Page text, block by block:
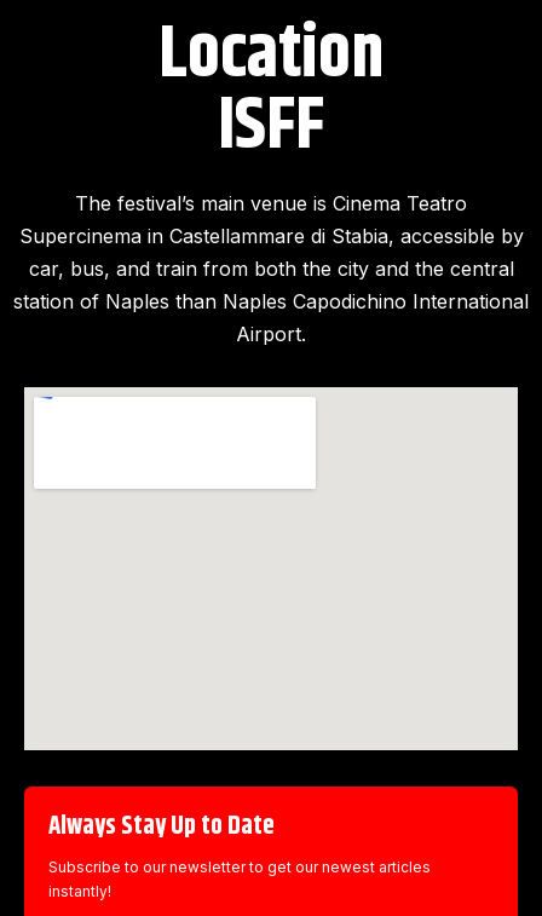
Location
ISFF​
The festival’s main venue is Cinema Teatro
Supercinema in Castellammare di Stabia, accessible by
car, bus, and train from both the city and the central
station of Naples than Naples Capodichino International
Airport.
Always Stay Up to Date
Subscribe to our newsletter to get our newest articles
instantly!